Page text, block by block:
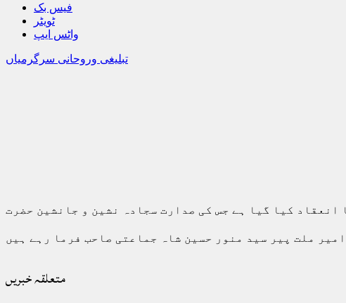
فیس بک
ٹویٹر
واٹس ایپ
تبلیغی وروحانی سرگرمیاں
کیا گیا ہے جس کی صدارت سجادہ نشین و جانشین حضرت
امیر ملت پیر سید منور حسین شاہ جماعتی صاحب فرما رہے ہیں
متعلقہ خبریں